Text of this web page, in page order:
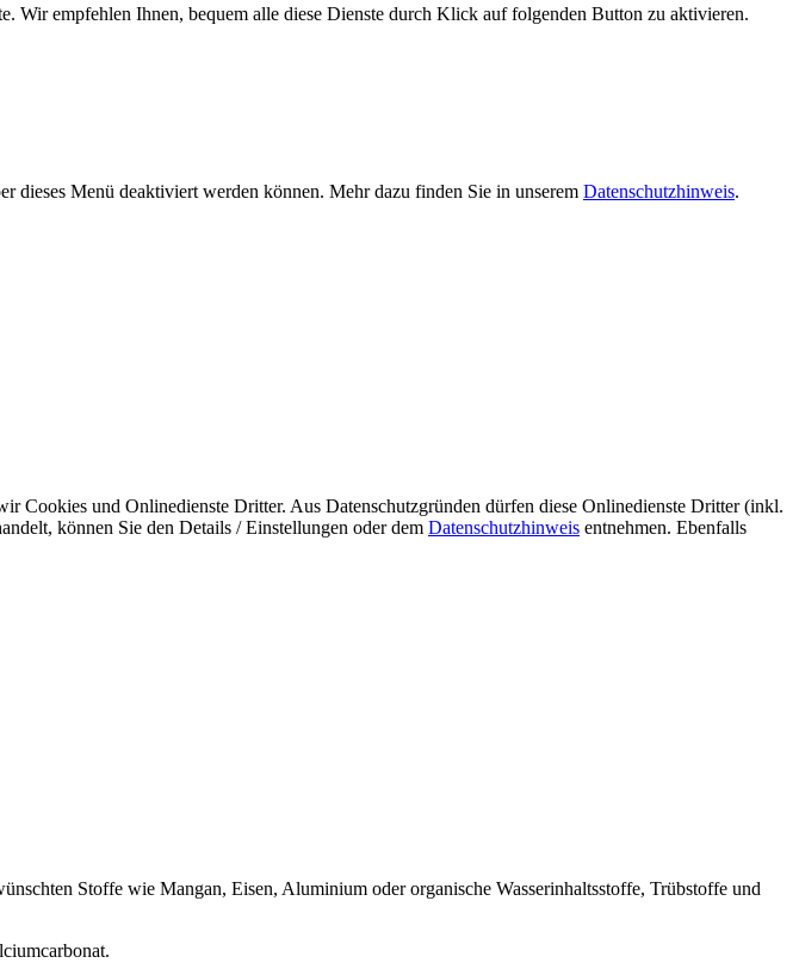
empfehlen Ihnen, bequem alle diese Dienste durch Klick auf folgenden Button zu aktivieren.
dieses Menü deaktiviert werden können. Mehr dazu finden Sie in unserem Datenschutzhinweis.
Cookies und Onlinedienste Dritter. Aus Datenschutzgründen dürfen diese Onlinedienste Dritter (inkl.
können Sie den Details / Einstellungen oder dem Datenschutzhinweis entnehmen. Ebenfalls
Stoffe wie Mangan, Eisen, Aluminium oder organische Wasserinhaltsstoffe, Trübstoffe und